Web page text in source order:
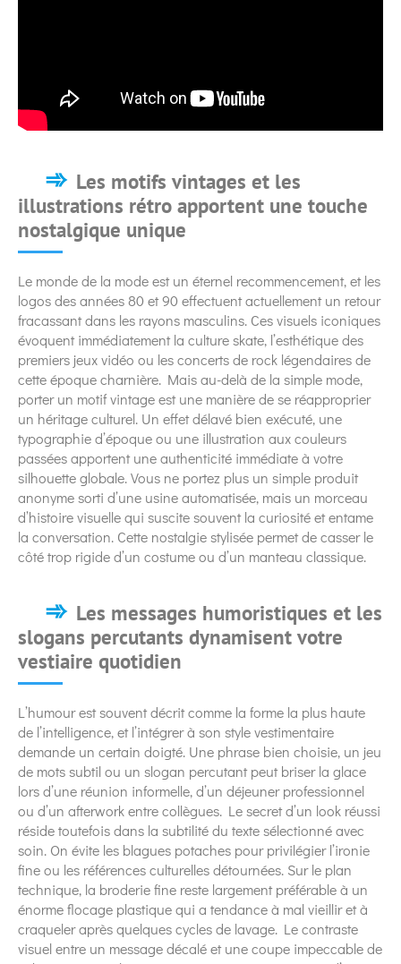
Les motifs vintages et les
illustrations rétro apportent une touche
nostalgique unique
Le monde de la mode est un éternel recommencement, et les
logos des années 80 et 90 effectuent actuellement un retour
fracassant dans les rayons masculins. Ces visuels iconiques
évoquent immédiatement la culture skate, l’esthétique des
premiers jeux vidéo ou les concerts de rock légendaires de
cette époque charnière. Mais au-delà de la simple mode,
porter un motif vintage est une manière de se réapproprier
un héritage culturel. Un effet délavé bien exécuté, une
typographie d’époque ou une illustration aux couleurs
passées apportent une authenticité immédiate à votre
silhouette globale. Vous ne portez plus un simple produit
anonyme sorti d’une usine automatisée, mais un morceau
d’histoire visuelle qui suscite souvent la curiosité et entame
la conversation. Cette nostalgie stylisée permet de casser le
côté trop rigide d’un costume ou d’un manteau classique.
Les messages humoristiques et les
slogans percutants dynamisent votre
vestiaire quotidien
L’humour est souvent décrit comme la forme la plus haute
de l’intelligence, et l’intégrer à son style vestimentaire
demande un certain doigté. Une phrase bien choisie, un jeu
de mots subtil ou un slogan percutant peut briser la glace
lors d’une réunion informelle, d’un déjeuner professionnel
ou d’un afterwork entre collègues. Le secret d’un look réussi
réside toutefois dans la subtilité du texte sélectionné avec
soin. On évite les blagues potaches pour privilégier l’ironie
fine ou les références culturelles détournées. Sur le plan
technique, la broderie fine reste largement préférable à un
énorme flocage plastique qui a tendance à mal vieillir et à
craqueler après quelques cycles de lavage. Le contraste
visuel entre un message décalé et une coupe impeccable de